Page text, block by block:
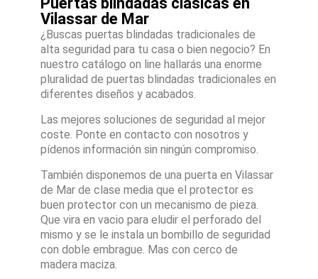
Vilassar de Mar
¿Buscas puertas blindadas tradicionales de
alta seguridad para tu casa o bien negocio? En
nuestro catálogo on line hallarás una enorme
pluralidad de puertas blindadas tradicionales en
diferentes diseños y acabados.
Las mejores soluciones de seguridad al mejor
coste. Ponte en contacto con nosotros y
pídenos información sin ningún compromiso.
También disponemos de una puerta en Vilassar
de Mar de clase media que el protector es
buen protector con un mecanismo de pieza.
Que vira en vacio para eludir el perforado del
mismo y se le instala un bombillo de seguridad
con doble embrague. Mas con cerco de
madera maciza.